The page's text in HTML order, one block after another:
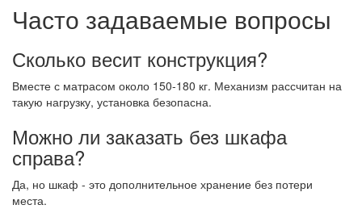
Часто задаваемые вопросы
Сколько весит конструкция?
Вместе с матрасом около 150-180 кг. Механизм рассчитан на
такую нагрузку, установка безопасна.
Можно ли заказать без шкафа
справа?
Да, но шкаф - это дополнительное хранение без потери
места.